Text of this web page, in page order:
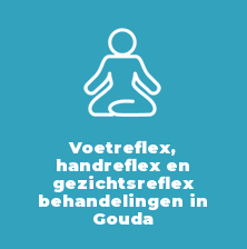
Voetreflex,
handreflex en
gezichtsreflex
behandelingen in
Gouda